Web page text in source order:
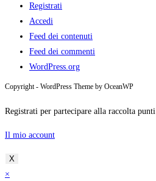
Registrati
Accedi
Feed dei contenuti
Feed dei commenti
WordPress.org
Copyright - WordPress Theme by OceanWP
Registrati per partecipare alla raccolta punti
Il mio account
X
×